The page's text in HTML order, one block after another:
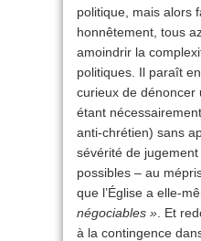
politique, mais alors
honnêtement, tous
amoindrir la
politiques. Il paraît
curieux de dénoncer
étant
anti-chrétien) sans
sévérité de
possibles – au
que l’Église a elle-
négociables » . Et
à la contingence